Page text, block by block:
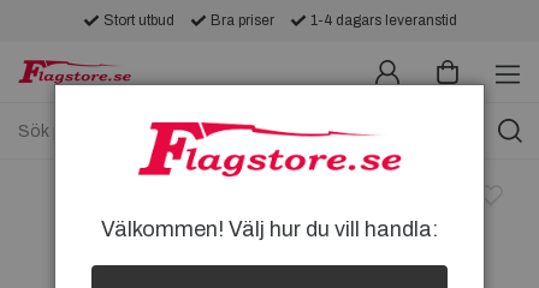
Stort utbud Bra priser 1-4 dagars leveranstid
Välkommen! Välj hur du vill handla: